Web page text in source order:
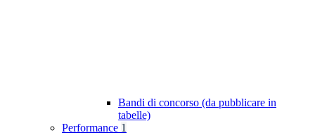
Bandi di concorso (da pubblicare in
tabelle)
Performance 1